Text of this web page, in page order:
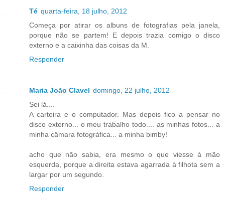
Té quarta-feira, 18 julho, 2012
Começa por atirar os albuns de fotografias pela janela,
porque não se partem! E depois trazia comigo o disco
externo e a caixinha das coisas da M.
Responder
Maria João Clavel domingo, 22 julho, 2012
Sei lá....
A carteira e o computador. Mas depois fico a pensar no
disco externo... o meu trabalho todo.... as minhas fotos... a
minha câmara fotográfica... a minha bimby!
acho que não sabia, era mesmo o que viesse à mão
esquerda, porque a direita estava agarrada à filhota sem a
largar por um segundo.
Responder